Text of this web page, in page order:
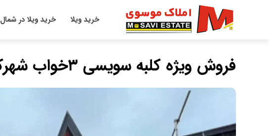
خرید ویلا خرید ویلا در شمال
فروش ویژه کلبه سویسی ۳خواب شهرکی با سند تکبرگ